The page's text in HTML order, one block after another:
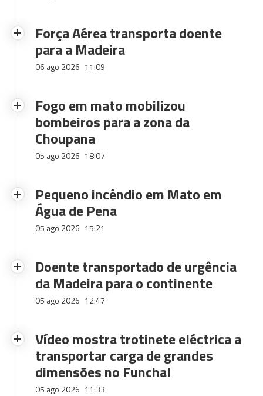
Força Aérea transporta doente
para a Madeira
06 ago 2026 11:09
Fogo em mato mobilizou
bombeiros para a zona da
Choupana
05 ago 2026 18:07
Pequeno incêndio em Mato em
Água de Pena
05 ago 2026 15:21
Doente transportado de urgência
da Madeira para o continente
05 ago 2026 12:47
Vídeo mostra trotinete eléctrica a
transportar carga de grandes
dimensões no Funchal
05 ago 2026 11:33